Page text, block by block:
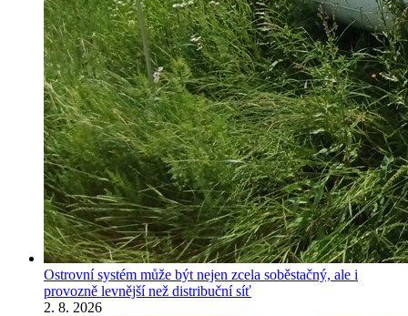
Ostrovní systém může být nejen zcela soběstačný, ale i
provozně levnější než distribuční síť
2. 8. 2026